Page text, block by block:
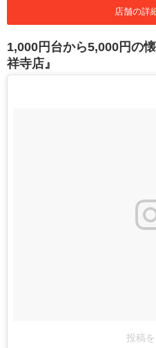
店舗の詳
1,000円台から5,000円の
祥寺店』
投稿